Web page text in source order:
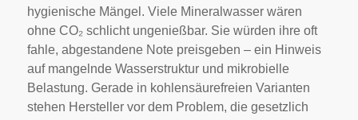
hygienische Mängel. Viele Mineralwasser wären
ohne CO₂ schlicht ungenießbar. Sie würden ihre oft
fahle, abgestandene Note preisgeben – ein Hinweis
auf mangelnde Wasserstruktur und mikrobielle
Belastung. Gerade in kohlensäurefreien Varianten
stehen Hersteller vor dem Problem, die gesetzlich